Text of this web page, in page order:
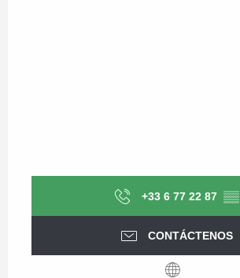
+33 6 77 22 87 ▒▒
CONTÁCTENOS